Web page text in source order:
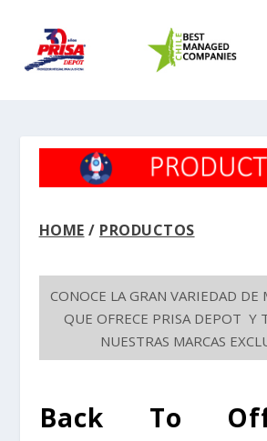
HOME / PRODUCTOS
CONOCE LA GRAN VARIEDAD DE
QUE OFRECE PRISA DEPOT Y
NUESTRAS MARCAS
Back To